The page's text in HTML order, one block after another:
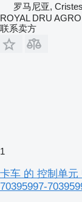
罗马尼亚,
ROYAL DRU
联系卖方
1
卡车 的 控制单元
70395997-